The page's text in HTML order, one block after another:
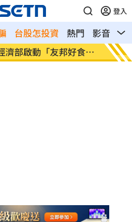
登入
台股怎投資 熱門 影音
熱
濟部啟動「友邦好食
明全
用」